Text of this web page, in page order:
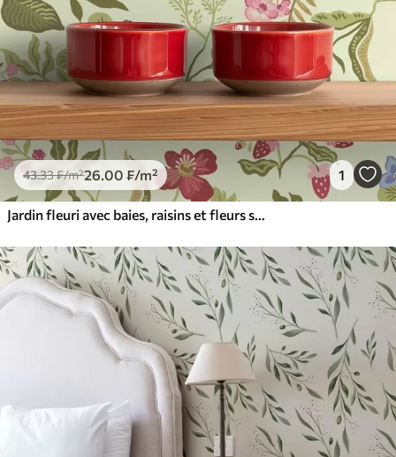
43.33₣/m²26.00 ₣/m² 1
Jardin fleuri avec baies, raisins et fleurs sauvages